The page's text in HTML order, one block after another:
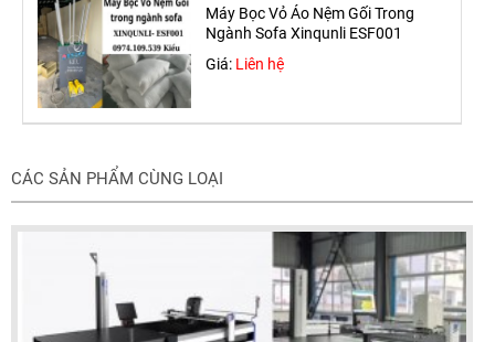
Máy Bọc Vỏ Áo Nệm Gối Trong
Ngành Sofa Xinqunli ESF001
Giá: Liên hệ
CÁC SẢN PHẨM CÙNG LOẠI